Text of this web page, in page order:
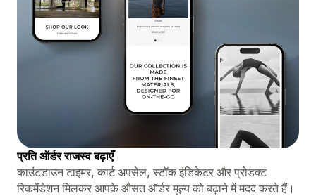
प्रति ऑर्डर राजस्व बढ़ाएँ
काउंटडाउन टाइमर, कार्ट अपसेल, स्टॉक इंडिकेटर और प्रोडक्ट
रिकमेंडेशन मिलकर आपके औसत ऑर्डर मूल्य को बढ़ाने में मदद करते हैं।